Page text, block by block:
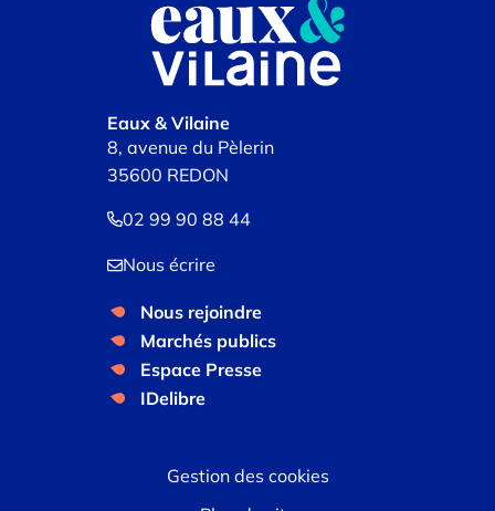
Eaux & Vilaine
8, avenue du Pèlerin
35600 REDON
02 99 90 88 44
Nous écrire
Nous rejoindre
Marchés publics
Espace Presse
IDelibre
Gestion des cookies